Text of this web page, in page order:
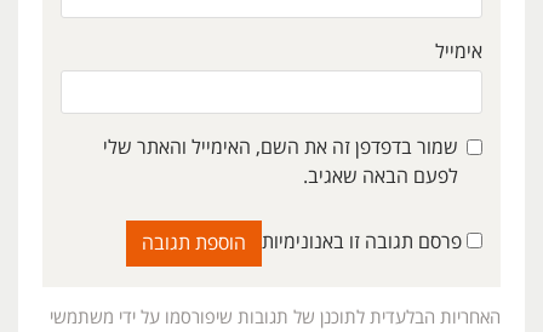
אימייל
שמור בדפדפן זה את השם, האימייל והאתר שלי
לפעם הבאה שאגיב.
פרסם תגובה זו באנונימיות
האחריות הבלעדית לתוכנן של תגובות שיפורסמו על ידי משתמשי